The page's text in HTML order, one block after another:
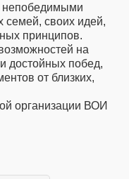
непобедимыми
семей, своих идей,
принципов.
на
достойных побед,
от близких,
организации ВОИ